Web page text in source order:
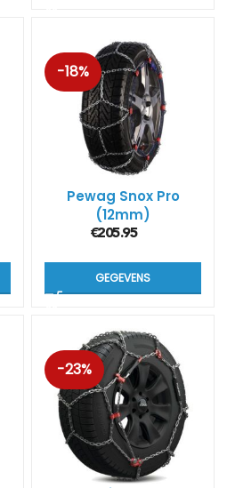
-18%
Pewag Snox Pro
(12mm)
€205.95
GEGEVENS
-23%